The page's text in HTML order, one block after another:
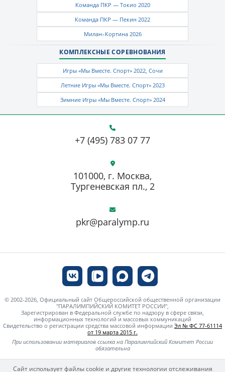
Команда ПКР — Токио 2020
Команда ПКР — Пекин 2022
Милан–Кортина 2026
КОМПЛЕКСНЫЕ СОРЕВНОВАНИЯ
Игры «Мы Вместе. Спорт» 2022, Сочи
Летние Игры «Мы Вместе. Спорт» 2023
Зимние Игры «Мы Вместе. Спорт» 2024
+7 (495) 783 07 77
pkr@paralymp.ru
101000, г. Москва,
Тургеневская пл., 2
© 2002-2026, Официальный сайт Общероссийской общественной организации
"ПАРАЛИМПИЙСКИЙ КОМИТЕТ РОССИИ",
Зарегистрирован в Федеральной службе по надзору в сфере связи,
информационных технологий и массовых коммуникаций
Свидетельство о регистрации средства массовой информации Эл № ФС 77-61114
от 19 марта 2015 г.
При использовании материалов ссылка на Паралимпийский Комитет России
обязательна
Сайт использует файлы cookie и другие технологии отслеживания